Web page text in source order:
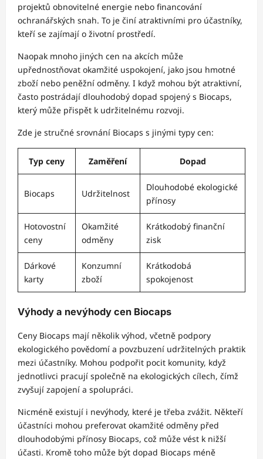
projektů obnovitelné energie nebo financování
ochranářských snah. To je činí atraktivními pro účastníky,
kteří se zajímají o životní prostředí.
Naopak mnoho jiných cen na akcích může
upřednostňovat okamžité uspokojení, jako jsou hmotné
zboží nebo peněžní odměny. I když mohou být atraktivní,
často postrádají dlouhodobý dopad spojený s Biocaps,
který může přispět k udržitelnému rozvoji.
Zde je stručné srovnání Biocaps s jinými typy cen:
Typ ceny Zaměření Dopad
Biocaps Udržitelnost
Dlouhodobé ekologické
přínosy
Hotovostní
ceny
Okamžité
odměny
Krátkodobý finanční
zisk
Dárkové
karty
Konzumní
zboží
Krátkodobá
spokojenost
Výhody a nevýhody cen Biocaps
Ceny Biocaps mají několik výhod, včetně podpory
ekologického povědomí a povzbuzení udržitelných praktik
mezi účastníky. Mohou podpořit pocit komunity, když
jednotlivci pracují společně na ekologických cílech, čímž
zvyšují zapojení a spolupráci.
Nicméně existují i nevýhody, které je třeba zvážit. Někteří
účastníci mohou preferovat okamžité odměny před
dlouhodobými přínosy Biocaps, což může vést k nižší
účasti. Kromě toho může být dopad Biocaps méně